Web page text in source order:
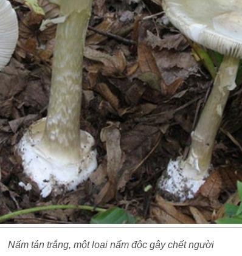
Nấm tán trắng, một loại nấm độc gây chết người